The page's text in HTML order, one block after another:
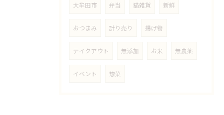
大牟田市 弁当 猫雑貨 新鮮
おつまみ 計り売り 揚げ物
テイクアウト 無添加 お米 無農薬
イベント 惣菜